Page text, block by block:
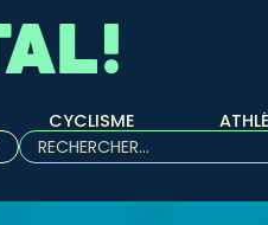
CYCLISME
Rechercher :